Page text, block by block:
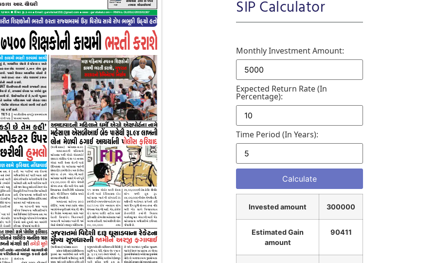
SIP Calculator
Monthly Investment Amount:
Expected Return Rate (in
Percentage):
Time Period (in Years):
Invested amount 300000
Estimated Gain
amount
90411